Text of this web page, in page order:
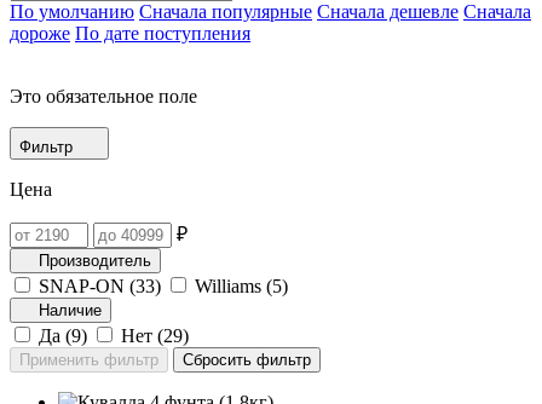
По умолчанию Сначала популярные Сначала дешевле Сначала
дороже По дате поступления
Это обязательное поле
Фильтр
Цена
₽
Производитель
SNAP-ON (33) Williams (5)
Наличие
Да (9) Нет (29)